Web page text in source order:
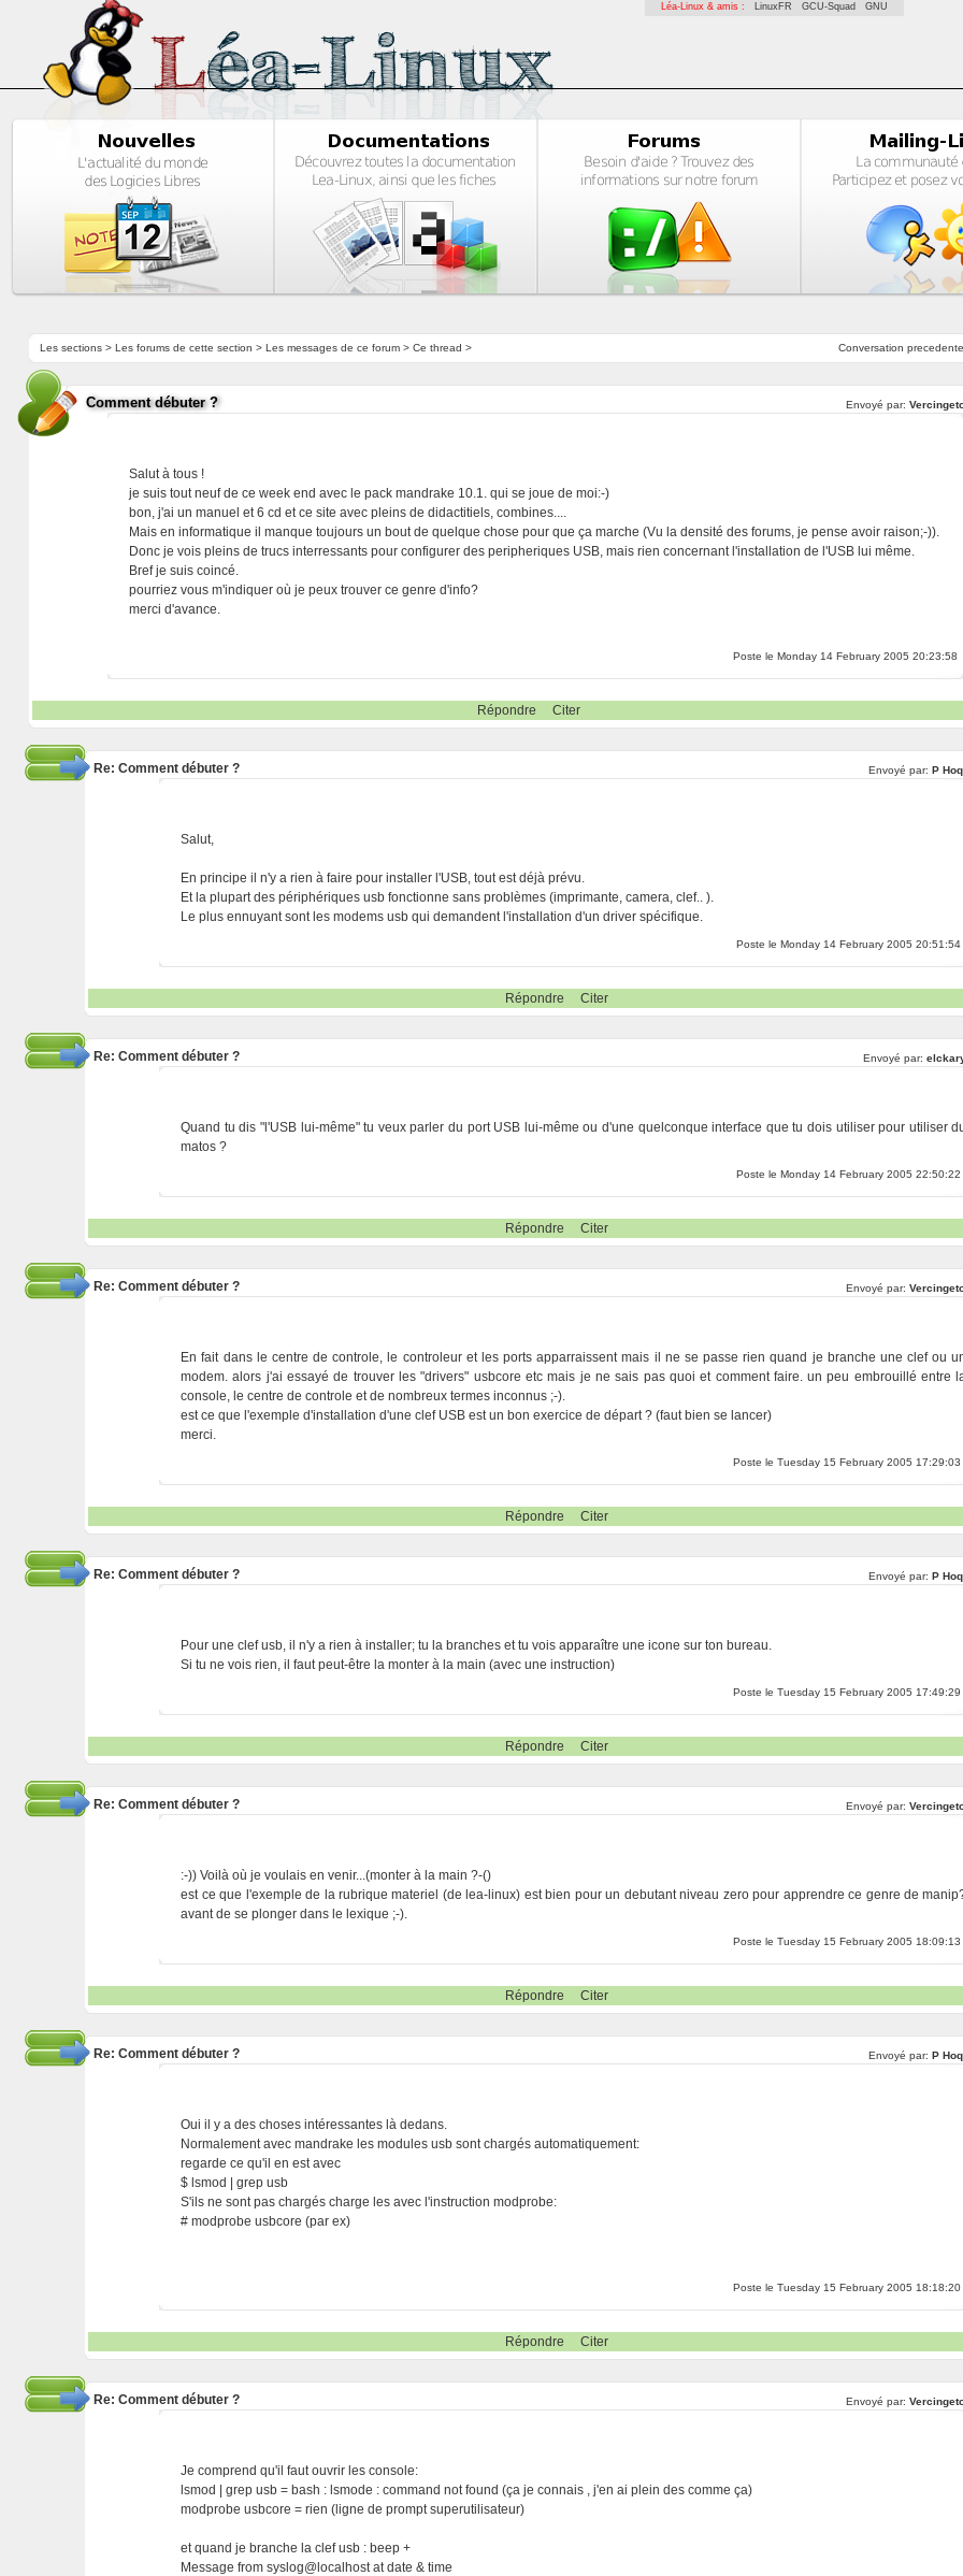
Léa-Linux & amis : LinuxFR GCU-Squad GNU
Conversation precedente
Les sections> Les forums de cette section > Les messages de ce forum> Ce thread >
Comment débuter ? Envoyé par:
Salut à tous !
je suis tout neuf de ce week end avec le pack mandrake 10.1. qui se joue de moi:-)
bon, j'ai un manuel et 6 cd et ce site avec pleins de didactitiels, combines....
Mais en informatique il manque toujours un bout de quelque chose pour que ça marche (Vu la densité des forums, je pense avoir raison;-)).
Donc je vois pleins de trucs interressants pour configurer des peripheriques USB, mais rien concernant l'installation de l'USB lui même.
Bref je suis coincé.
pourriez vous m'indiquer où je peux trouver ce genre d'info?
merci d'avance.
Poste le Monday 14 February 2005 20:23:58
Répondre Citer
Re: Comment débuter ? Envoyé par: P
Salut,
En principe il n'y a rien à faire pour installer l'USB, tout est déjà prévu.
Et la plupart des périphériques usb fonctionne sans problèmes (imprimante, camera, clef.. ).
Le plus ennuyant sont les modems usb qui demandent l'installation d'un driver spécifique.
Poste le Monday 14 February 2005 20:51:54
Répondre Citer
Re: Comment débuter ? Envoyé par:
Quand tu dis "l'USB lui-même" tu veux parler du port USB lui-même ou d'une quelconque interface que tu dois utiliser pour utiliser
matos ?
Poste le Monday 14 February 2005 22:50:22
Répondre Citer
Re: Comment débuter ? Envoyé par:
En fait dans le centre de controle, le controleur et les ports apparraissent mais il ne se passe rien quand je branche une clef ou
modem. alors j'ai essayé de trouver les "drivers" usbcore etc mais je ne sais pas quoi et comment faire. un peu embrouillé entre
console, le centre de controle et de nombreux termes inconnus ;-).
est ce que l'exemple d'installation d'une clef USB est un bon exercice de départ ? (faut bien se lancer)
merci.
Poste le Tuesday 15 February 2005 17:29:03
Répondre Citer
Re: Comment débuter ? Envoyé par: P
Pour une clef usb, il n'y a rien à installer; tu la branches et tu vois apparaître une icone sur ton bureau.
Si tu ne vois rien, il faut peut-être la monter à la main (avec une instruction)
Poste le Tuesday 15 February 2005 17:49:29
Répondre Citer
Re: Comment débuter ? Envoyé par:
:-)) Voilà où je voulais en venir...(monter à la main ?-()
est ce que l'exemple de la rubrique materiel (de lea-linux) est bien pour un debutant niveau zero pour apprendre ce genre de
avant de se plonger dans le lexique ;-).
Poste le Tuesday 15 February 2005 18:09:13
Répondre Citer
Re: Comment débuter ? Envoyé par: P
Oui il y a des choses intéressantes là dedans.
Normalement avec mandrake les modules usb sont chargés automatiquement:
regarde ce qu'il en est avec
$ lsmod | grep usb
S'ils ne sont pas chargés charge les avec l'instruction modprobe:
# modprobe usbcore (par ex)
Poste le Tuesday 15 February 2005 18:18:20
Répondre Citer
Re: Comment débuter ? Envoyé par:
Je comprend qu'il faut ouvrir les console:
lsmod | grep usb = bash : lsmode : command not found (ça je connais , j'en ai plein des comme ça)
modprobe usbcore = rien (ligne de prompt superutilisateur)
et quand je branche la clef usb : beep +
Message from syslog@localhost at date & time